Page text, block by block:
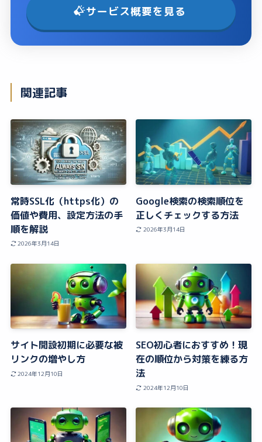
サービス概要を見る
関連記事
常時SSL化（https化）の
価値や費用、設定方法の手
順を解説
2026年3月14日
Google検索の検索順位を
正しくチェックする方法
2026年3月14日
サイト開設初期に必要な被
リンクの増やし方
2024年12月10日
SEO初心者におすすめ！現
在の順位から対策を練る方
法
2024年12月10日